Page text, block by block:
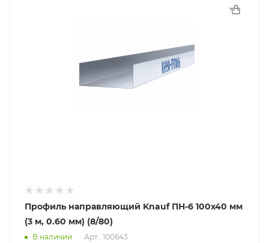
Профиль направляющий Knauf ПН-6 100х40 мм
(3 м, 0.60 мм) (8/80)
В наличии Арт.: 100643